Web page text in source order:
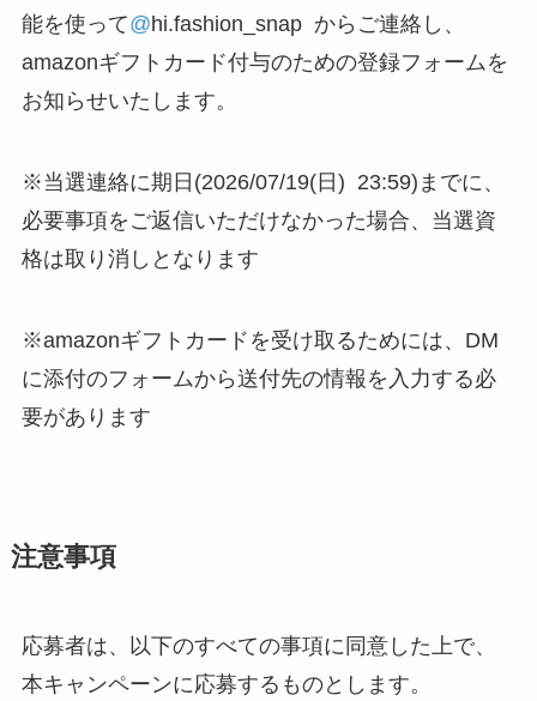
能を使って@hi.fashion_snap からご連絡し、
amazonギフトカード付与のための登録フォームを
お知らせいたします。
※当選連絡に期日(2026/07/19(日) 23:59)までに、
必要事項をご返信いただけなかった場合、当選資
格は取り消しとなります
※amazonギフトカードを受け取るためには、DM
に添付のフォームから送付先の情報を入力する必
要があります
注意事項
応募者は、以下のすべての事項に同意した上で、
本キャンペーンに応募するものとします。